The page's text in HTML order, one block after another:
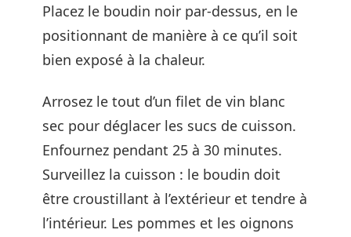
Placez le boudin noir par-dessus, en le
positionnant de manière à ce qu’il soit
bien exposé à la chaleur.
Arrosez le tout d’un filet de vin blanc
sec pour déglacer les sucs de cuisson.
Enfournez pendant 25 à 30 minutes.
Surveillez la cuisson : le boudin doit
être croustillant à l’extérieur et tendre à
l’intérieur. Les pommes et les oignons